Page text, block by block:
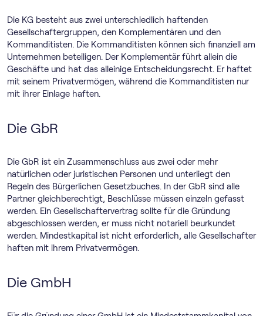
Die KG besteht aus zwei unterschiedlich haftenden
Gesellschaftergruppen, den Komplementären und den
Kommanditisten. Die Kommanditisten können sich finanziell am
Unternehmen beteiligen. Der Komplementär führt allein die
Geschäfte und hat das alleinige Entscheidungsrecht. Er haftet
mit seinem Privatvermögen, während die Kommanditisten nur
mit ihrer Einlage haften.
Die GbR
Die GbR ist ein Zusammenschluss aus zwei oder mehr
natürlichen oder juristischen Personen und unterliegt den
Regeln des Bürgerlichen Gesetzbuches. In der GbR sind alle
Partner gleichberechtigt, Beschlüsse müssen einzeln gefasst
werden. Ein Gesellschaftervertrag sollte für die Gründung
abgeschlossen werden, er muss nicht notariell beurkundet
werden. Mindestkapital ist nicht erforderlich, alle Gesellschafter
haften mit ihrem Privatvermögen.
Die GmbH